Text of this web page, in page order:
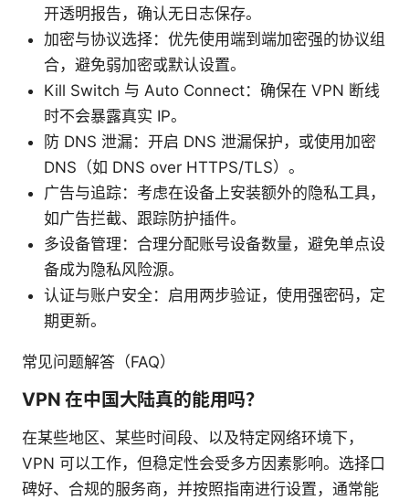
开透明报告，确认无日志保存。
加密与协议选择：优先使用端到端加密强的协议组
合，避免弱加密或默认设置。
Kill Switch 与 Auto Connect：确保在 VPN 断线
时不会暴露真实 IP。
防 DNS 泄漏：开启 DNS 泄漏保护，或使用加密
DNS（如 DNS over HTTPS/TLS）。
广告与追踪：考虑在设备上安装额外的隐私工具，
如广告拦截、跟踪防护插件。
多设备管理：合理分配账号设备数量，避免单点设
备成为隐私风险源。
认证与账户安全：启用两步验证，使用强密码，定
期更新。
常见问题解答（FAQ）
VPN 在中国大陆真的能用吗？
在某些地区、某些时间段、以及特定网络环境下，
VPN 可以工作，但稳定性会受多方因素影响。选择口
碑好、合规的服务商，并按照指南进行设置，通常能